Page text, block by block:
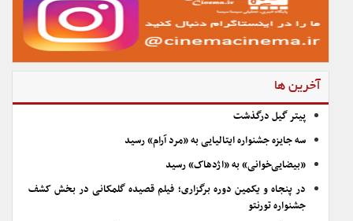
آخرین ها
پیتر گیل درگذشت
سه جایزه جشنواره ایتالیایی به «مرد آرام» رسید
«بیضایی‌خوانی» به «اژدهاک» رسید
در پنجاه و یکمین دوره برگزاری؛ فیلم قصیده گلمکانی در بخش کشف
جشنواره تورنتو